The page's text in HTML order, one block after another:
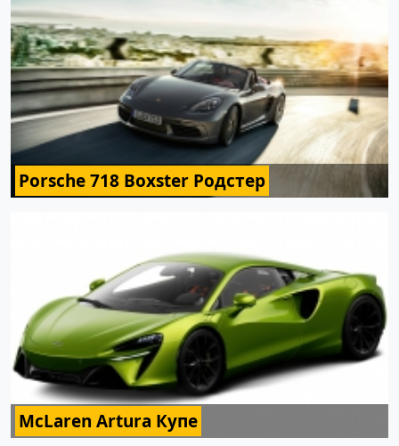
Porsche 718 Boxster Родстер
McLaren Artura Купе